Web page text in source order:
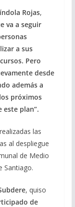
Rojas,
va a seguir
a sus
Pero
desde
además a
próximos
este plan”.
las
al despliegue
de Medio
Santiago.
, quiso
de